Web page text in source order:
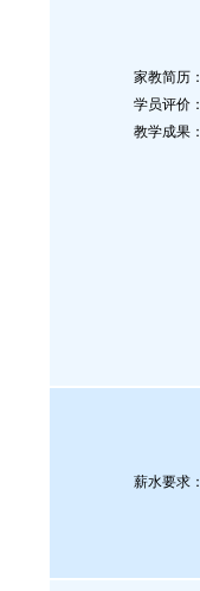
家教简历：
学员评价：
教学成果：
薪水要求：